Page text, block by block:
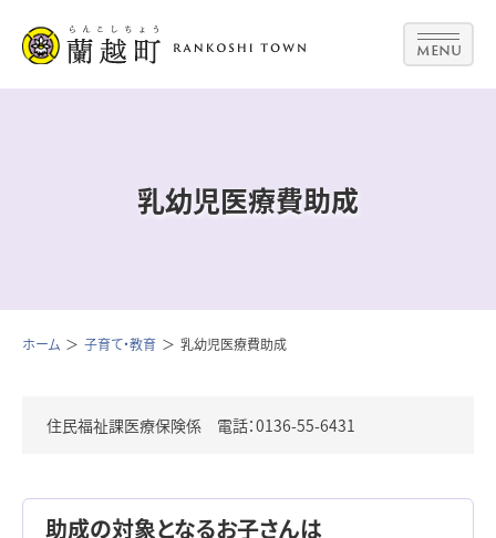
MENU
乳幼児医療費助成
ホーム 子育て・教育 乳幼児医療費助成
住民福祉課医療保険係 電話：0136-55-6431
助成の対象となるお子さんは